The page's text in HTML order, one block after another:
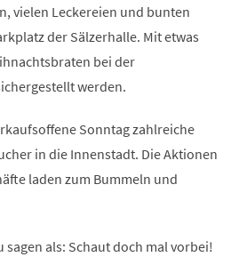
vielen Leckereien und bunten
der Sälzerhalle. Mit etwas
bei der
werden.
Sonntag zahlreiche
in die Innenstadt. Die Aktionen
laden zum Bummeln und
sagen als: Schaut doch mal vorbei!